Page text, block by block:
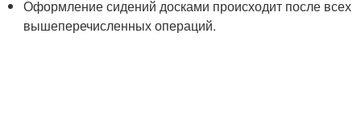
Оформление сидений досками происходит после всех
вышеперечисленных операций.